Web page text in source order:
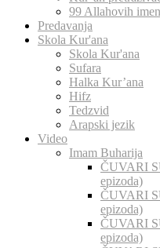
99 Allahovih
Predavanja
Skola Kur'ana
Skola Kur'ana
Sufara
Halka Kur’ana
Hifz
Tedzvid
Arapski jezik
Video
Imam Buharija
ČUVARI
epizoda)
ČUVARI
epizoda)
ČUVARI
epizoda)